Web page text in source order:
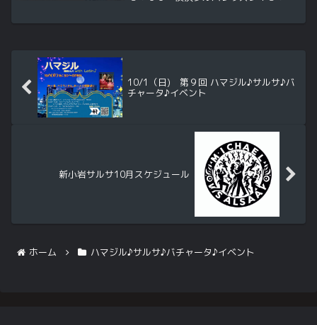
10/1（日) 第９回 ハマジル♪サルサ♪バ
チャータ♪イベント
新小岩サルサ10月スケジュール
ホーム ハマジル♪サルサ♪バチャータ♪イベント